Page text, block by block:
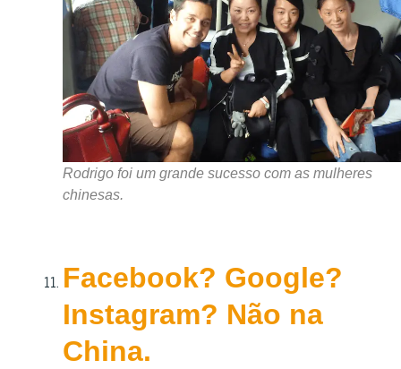
Rodrigo foi um grande sucesso com as mulheres
chinesas.
Facebook? Google?
Instagram? Não na
China.